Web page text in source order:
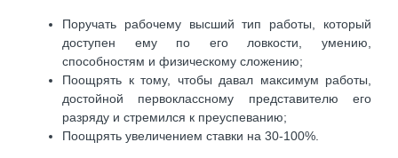
Поручать рабочему высший тип работы, который
доступен ему по его ловкости, умению,
способностям и физическому сложению;
Поощрять к тому, чтобы давал максимум работы,
достойной первоклассному представителю его
разряду и стремился к преуспеванию;
Поощрять увеличением ставки на 30-100%.